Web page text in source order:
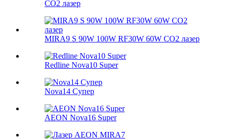
CO2 лазер
MIRA9 S 90W 100W RF30W 60W CO2 лазер
Redline Nova10 Super
Nova14 Супер
AEON Nova16 Super